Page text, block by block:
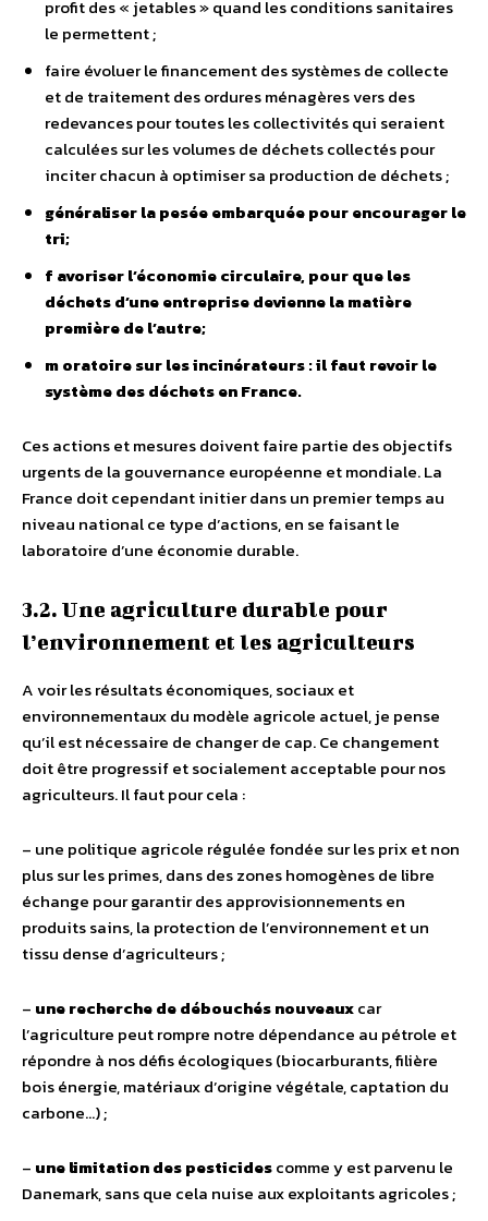
profit des « jetables » quand les conditions sanitaires
le permettent ;
faire évoluer le financement des systèmes de collecte
et de traitement des ordures ménagères vers des
redevances pour toutes les collectivités qui seraient
calculées sur les volumes de déchets collectés pour
inciter chacun à optimiser sa production de déchets ;
généraliser la pesée embarquée pour encourager le
tri;
f avoriser l’économie circulaire, pour que les
déchets d’une entreprise devienne la matière
première de l’autre;
moratoire sur les incinérateurs : il faut revoir le
système des déchets en France.
Ces actions et mesures doivent faire partie des objectifs
urgents de la gouvernance européenne et mondiale. La
France doit cependant initier dans un premier temps au
niveau national ce type d’actions, en se faisant le
laboratoire d’une économie durable.
3.2. Une agriculture durable pour
l’environnement et les agriculteurs
A voir les résultats économiques, sociaux et
environnementaux du modèle agricole actuel, je pense
qu’il est nécessaire de changer de cap. Ce changement
doit être progressif et socialement acceptable pour nos
agriculteurs. Il faut pour cela :
– une politique agricole régulée fondée sur les prix et non
plus sur les primes, dans des zones homogènes de libre
échange pour garantir des approvisionnements en
produits sains, la protection de l’environnement et un
tissu dense d’agriculteurs ;
– une recherche de débouchés nouveauxcar
l’agriculture peut rompre notre dépendance au pétrole et
répondre à nos défis écologiques (biocarburants, filière
bois énergie, matériaux d’origine végétale, captation du
carbone…) ;
– une limitation des pesticidescomme y est parvenu le
Danemark, sans que cela nuise aux exploitants agricoles ;